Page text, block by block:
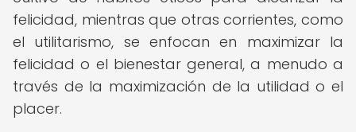
felicidad, mientras que otras corrientes, como
el utilitarismo, se enfocan en maximizar la
felicidad o el bienestar general, a menudo a
través de la maximización de la utilidad o el
placer.